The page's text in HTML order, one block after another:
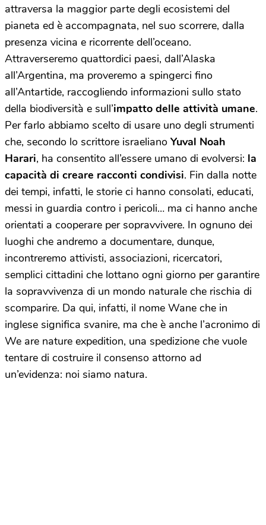
attraversa la maggior parte degli ecosistemi del
pianeta ed è accompagnata, nel suo scorrere, dalla
presenza vicina e ricorrente dell’oceano.
Attraverseremo quattordici paesi, dall’Alaska
all’Argentina, ma proveremo a spingerci fino
all’Antartide, raccogliendo informazioni sullo stato
della biodiversità e sull’impatto delle attività umane.
Per farlo abbiamo scelto di usare uno degli strumenti
che, secondo lo scrittore israeliano Yuval Noah
Harari, ha consentito all’essere umano di evolversi: la
capacità di creare racconti condivisi. Fin dalla notte
dei tempi, infatti, le storie ci hanno consolati, educati,
messi in guardia contro i pericoli… ma ci hanno anche
orientati a cooperare per sopravvivere. In ognuno dei
luoghi che andremo a documentare, dunque,
incontreremo attivisti, associazioni, ricercatori,
semplici cittadini che lottano ogni giorno per garantire
la sopravvivenza di un mondo naturale che rischia di
scomparire. Da qui, infatti, il nome Wane che in
inglese significa svanire, ma che è anche l’acronimo di
We are nature expedition, una spedizione che vuole
tentare di costruire il consenso attorno ad
un’evidenza: noi siamo natura.